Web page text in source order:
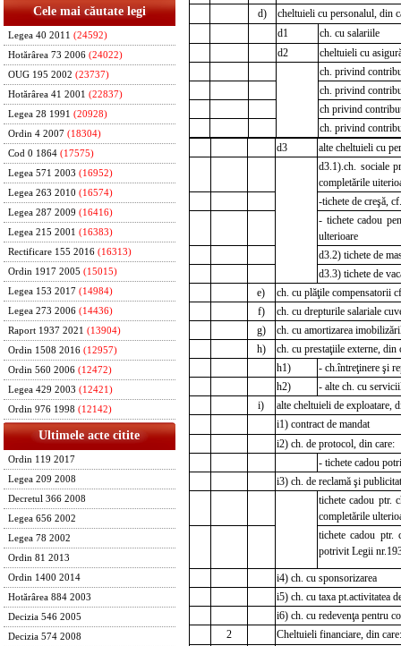
Cele mai căutate legi
Legea 40 2011 (24592)
Hotărârea 73 2006 (24022)
OUG 195 2002 (23737)
Hotărârea 41 2001 (22837)
Legea 28 1991 (20928)
Ordin 4 2007 (18304)
Cod 0 1864 (17575)
Legea 571 2003 (16952)
Legea 263 2010 (16574)
Legea 287 2009 (16416)
Legea 215 2001 (16383)
Rectificare 155 2016 (16313)
Ordin 1917 2005 (15015)
Legea 153 2017 (14984)
Legea 273 2006 (14436)
Raport 1937 2021 (13904)
Ordin 1508 2016 (12957)
Ordin 560 2006 (12472)
Legea 429 2003 (12421)
Ordin 976 1998 (12142)
Ultimele acte citite
Ordin 119 2017
Legea 209 2008
Decretul 366 2008
Legea 656 2002
Legea 78 2002
Ordin 81 2013
Ordin 1400 2014
Hotărârea 884 2003
Decizia 546 2005
Decizia 574 2008
d)
cheltuieli cu personalul, din
d1
ch. cu salariile
d2
cheltuieli cu
ch. privind
ch. privind
ch privind
ch. privind
d3
alte cheltuieli cu
d3.1).ch. sociale
completările
-tichete de creşă,
- tichete cadou
ulterioare
d3.2) tichete de
d3.3) tichete de
e)
ch. cu plăţile compensatorii
f)
ch. cu drepturile salariale
g)
ch. cu amortizarea
h)
ch. cu prestaţiile externe, din
h1)
- ch.întreţinere şi
h2)
- alte ch. cu
i)
alte cheltuieli de exploatare,
i1) contract de mandat
i2) ch. de protocol, din care:
- tichete cadou
i3) ch. de reclamă şi
tichete cadou ptr.
completările
tichete cadou ptr.
potrivit Legii
i4) ch. cu sponsorizarea
i5) ch. cu taxa pt.activitatea
i6) ch. cu redevenţa pentru
2
Cheltuieli financiare, din care: